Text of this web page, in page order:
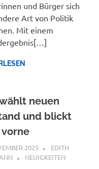
und Bürger sich
Art von Politik
Mit einem
neuen
und blickt
vorne
2025
EDITH
NEUIGKEITEN